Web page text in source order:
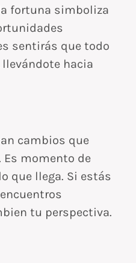
fortuna simboliza
sentirás que todo
llevándote hacia
cambios que
Es momento de
que llega. Si estás
tu perspectiva.